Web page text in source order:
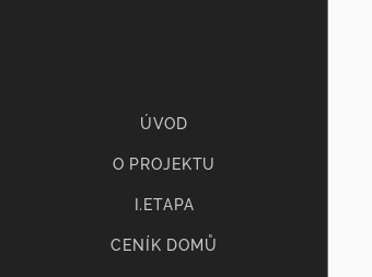
ÚVOD
O PROJEKTU
I.ETAPA
CENÍK DOMŮ